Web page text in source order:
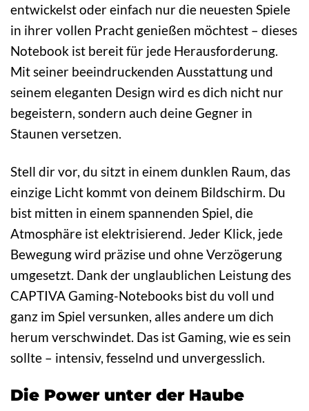
entwickelst oder einfach nur die neuesten Spiele
in ihrer vollen Pracht genießen möchtest – dieses
Notebook ist bereit für jede Herausforderung.
Mit seiner beeindruckenden Ausstattung und
seinem eleganten Design wird es dich nicht nur
begeistern, sondern auch deine Gegner in
Staunen versetzen.
Stell dir vor, du sitzt in einem dunklen Raum, das
einzige Licht kommt von deinem Bildschirm. Du
bist mitten in einem spannenden Spiel, die
Atmosphäre ist elektrisierend. Jeder Klick, jede
Bewegung wird präzise und ohne Verzögerung
umgesetzt. Dank der unglaublichen Leistung des
CAPTIVA Gaming-Notebooks bist du voll und
ganz im Spiel versunken, alles andere um dich
herum verschwindet. Das ist Gaming, wie es sein
sollte – intensiv, fesselnd und unvergesslich.
Die Power unter der Haube